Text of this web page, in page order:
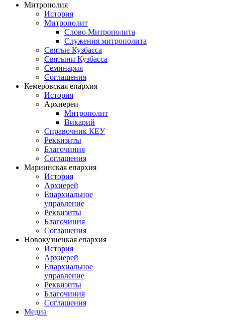
Митрополия
История
Митрополит
Слово Митрополита
Служения митрополита
Святые Кузбасса
Святыни Кузбасса
Семинария
Соглашения
Кемеровская епархия
История
Архиереи
Митрополит
Викарий
Справочник КЕУ
Реквизиты
Благочиния
Соглашения
Мариинская епархия
История
Архиерей
Епархиальное
управление
Реквизиты
Благочиния
Соглашения
Новокузнецкая епархия
История
Архиерей
Епархиальное
управление
Реквизиты
Благочиния
Соглашения
Медиа